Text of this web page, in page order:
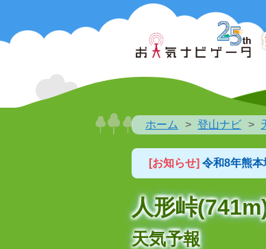
ホーム 登山ナビ
[お知らせ] 令和8年熊
人形峠
天気予報